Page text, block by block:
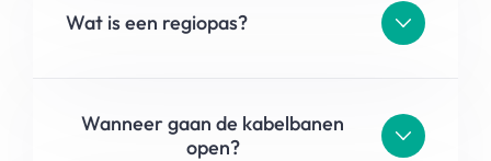
Wat is een regiopas?
Wanneer gaan de kabelbanen
open?